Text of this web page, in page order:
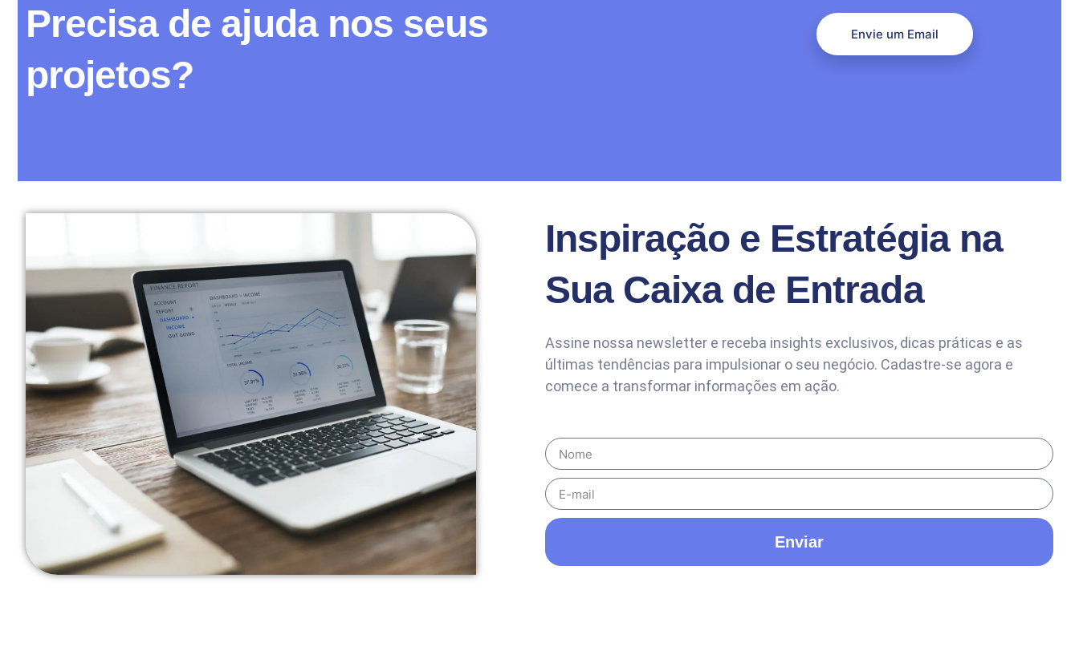
Precisa de ajuda nos seus
projetos?
Envie um Email
Inspiração e Estratégia na
Sua Caixa de Entrada
Assine nossa newsletter e receba insights exclusivos, dicas práticas e as
últimas tendências para impulsionar o seu negócio. Cadastre-se agora e
comece a transformar informações em ação.
Enviar